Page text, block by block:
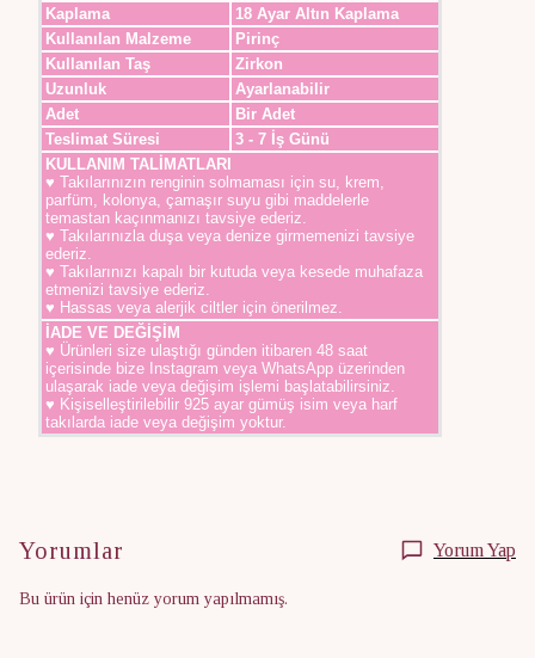
Kaplama
18 Ayar Altın Kaplama
Kullanılan Malzeme
Pirinç
Kullanılan Taş
Zirkon
Uzunluk
Ayarlanabilir
Adet
Bir Adet
Teslimat Süresi
3 - 7 İş Günü
KULLANIM TALİMATLARI
♥ Takılarınızın renginin solmaması için su, krem,
parfüm, kolonya, çamaşır suyu gibi maddelerle
temastan kaçınmanızı tavsiye ederiz.
♥ Takılarınızla duşa veya denize girmemenizi tavsiye
ederiz.
♥ Takılarınızı kapalı bir kutuda veya kesede muhafaza
etmenizi tavsiye ederiz.
♥ Hassas veya alerjik ciltler için önerilmez.
İADE VE DEĞİŞİM
♥ Ürünleri size ulaştığı günden itibaren 48 saat
içerisinde bize Instagram veya WhatsApp üzerinden
ulaşarak iade veya değişim işlemi başlatabilirsiniz.
♥ Kişiselleştirilebilir 925 ayar gümüş isim veya harf
takılarda iade veya değişim yoktur.
Yorumlar Yorum Yap
Bu ürün için henüz yorum yapılmamış.